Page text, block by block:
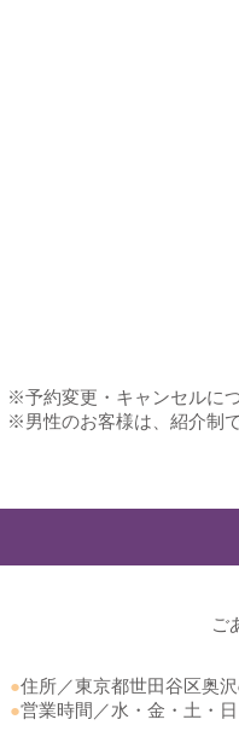
※予約変更・キャンセルに
※男性のお客様は、紹介制
ご
●住所／東京都世田谷区奥
●営業時間／水・金・土・